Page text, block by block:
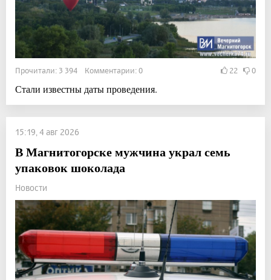
Прочитали: 3 394 Комментарии: 0 22 0
Стали известны даты проведения.
15:19, 4 авг 2026
В Магнитогорске мужчина украл семь
упаковок шоколада
Новости